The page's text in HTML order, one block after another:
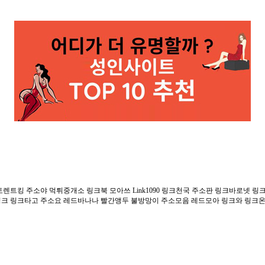
트킹 주소야 먹튀중개소 링크북 모아쓰 Link1090 링크천국 주소판 링크바로넷
링크타고 주소요 레드바나나 빨간앵두 불방망이 주소모음 레드모아 링크와 링크